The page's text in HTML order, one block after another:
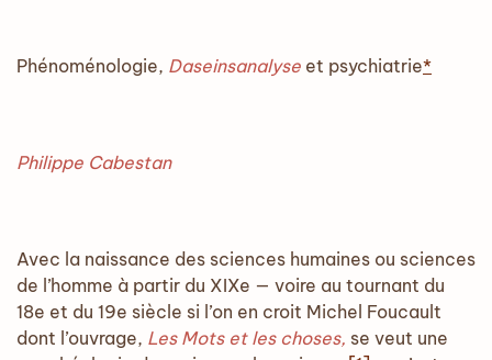
Phénoménologie, Daseinsanalyse et psychiatrie*
Philippe Cabestan
Avec la naissance des sciences humaines ou sciences
de l’homme à partir du XIXe — voire au tournant du
18e et du 19e siècle si l’on en croit Michel Foucault
dont l’ouvrage, Les Mots et les choses, se veut une